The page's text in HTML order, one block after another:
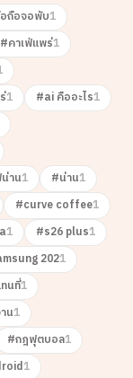
ถือจอพับ1
#คาเฟ่แพร่1
1 #ai คืออะไร1
าน1 #น่าน1
#curve coffee1
1 #s26 plus1
2021
นที่1
น1
#กฎฟุตบอล1
1